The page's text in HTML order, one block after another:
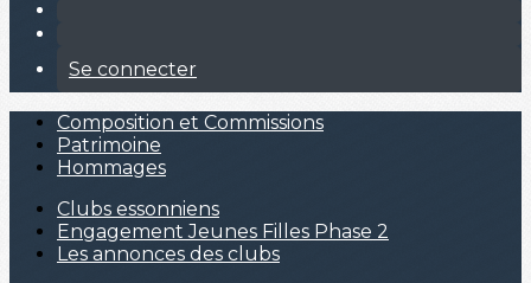
Se connecter
Composition et Commissions
Patrimoine
Hommages
Clubs essonniens
Engagement Jeunes Filles Phase 2
Les annonces des clubs